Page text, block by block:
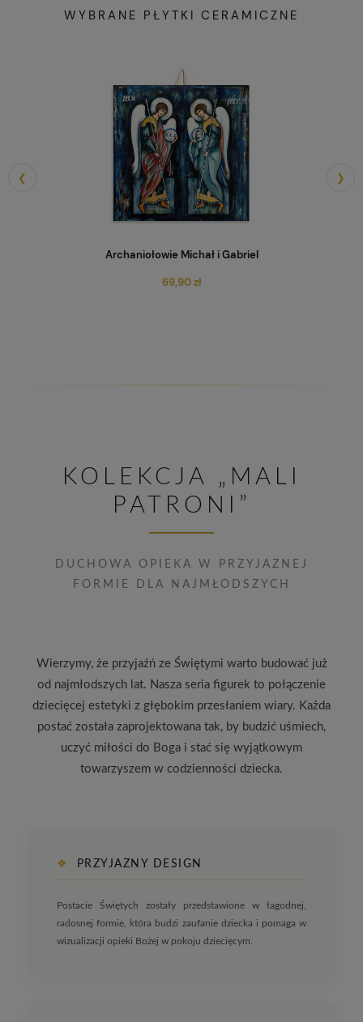
WYBRANE PŁYTKI CERAMICZNE
Archaniołowie Michał i Gabriel
❮ ❯
KOLEKCJA „MALI
PATRONI”
DUCHOWA OPIEKA W PRZYJAZNEJ
FORMIE DLA NAJMŁODSZYCH
Wierzymy, że przyjaźń ze Świętymi warto budować już
od najmłodszych lat. Nasza seria figurek to połączenie
dziecięcej estetyki z głębokim przesłaniem wiary. Każda
postać została zaprojektowana tak, by budzić uśmiech,
uczyć miłości do Boga i stać się wyjątkowym
towarzyszem w codzienności dziecka.
❖ PRZYJAZNY DESIGN
Postacie Świętych zostały przedstawione w łagodnej,
radosnej formie, która budzi zaufanie dziecka i pomaga w
wizualizacji opieki Bożej w pokoju dziecięcym.